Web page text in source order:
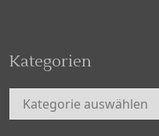
Kategorien
Kategorien